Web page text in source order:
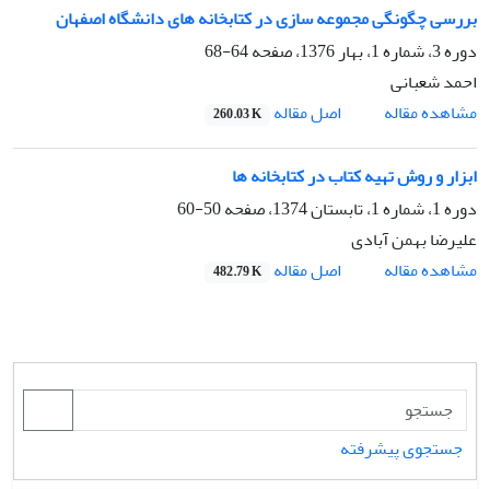
بررسی چگونگی مجموعه سازی در کتابخانه های دانشگاه اصفهان
دوره 3، شماره 1، بهار 1376، صفحه
64-68
احمد شعبانی
مشاهده مقاله
اصل مقاله 260.03 K
ابزار و روش تهیه کتاب در کتابخانه ها
دوره 1، شماره 1، تابستان 1374، صفحه
50-60
علیرضا بهمن آبادی
مشاهده مقاله
اصل مقاله 482.79 K
جستجوی پیشرفته